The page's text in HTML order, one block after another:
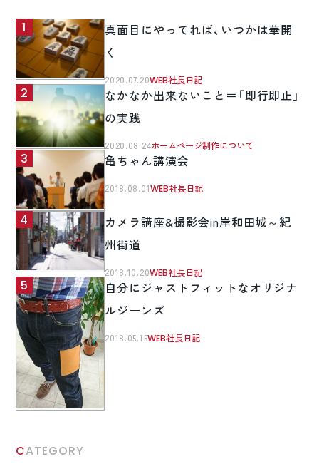
真面目にやってれば、いつかは華開
く
2020.07.20WEB社長日記
なかなか出来ないこと＝「即行即止」
の実践
2020.08.24ホームページ制作について
亀ちゃん講演会
2018.08.01WEB社長日記
カメラ講座&撮影会in岸和田城～紀
州街道
2018.10.20WEB社長日記
自分にジャストフィットなオリジナ
ルジーンズ
2018.05.15WEB社長日記
CATEGORY